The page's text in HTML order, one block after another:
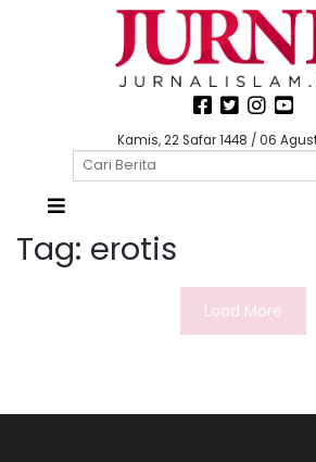
Kamis, 22 Safar 1448 / 06
Tag: erotis
Load More